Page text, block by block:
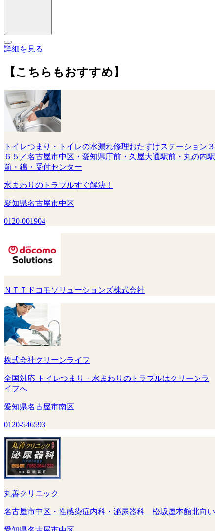
詳細を見る
【こちらもおすすめ】
トイレつまり・トイレの水漏れ修理おたすけステーション３
６５／名古屋市中区・愛知県庁前・久屋大通駅前・丸の内駅
前・錦・受付センター
水まわりのトラブルすぐ解決！
愛知県名古屋市中区
0120-001904
ＮＴＴドコモソリューションズ株式会社
株式会社クリーンライフ
全国対応 トイレつまり・水まわりのトラブルはクリーンラ
イフへ
愛知県名古屋市南区
0120-546593
丸善クリニック
名古屋市中区・性感染症内科・泌尿器科 松坂屋本館北向い